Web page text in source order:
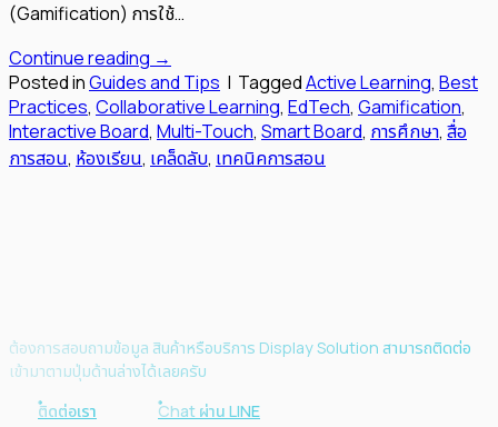
(Gamification) การใช้…
Continue reading →
Posted inGuides and Tips | TaggedActive Learning, Best
Practices, Collaborative Learning, EdTech, Gamification,
Interactive Board, Multi-Touch, Smart Board, การศึกษา, สื่อ
การสอน, ห้องเรียน, เคล็ดลับ, เทคนิคการสอน
ต้องการสอบถามข้อมูล สินค้าหรือบริการ Display Solution สามารถติดต่อ
เข้ามาตามปุ่มด้านล่างได้เลยครับ
ติดต่อเรา
Chat ผ่าน LINE